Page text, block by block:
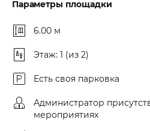
Параметры площадки
6.00 м
Этаж: 1 (из 2)
Есть своя парковка
Администратор
мероприятиях